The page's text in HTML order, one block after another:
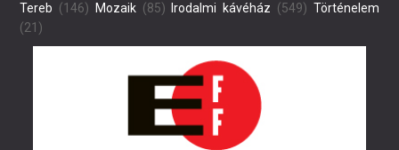
Tereb (146) Mozaik(85) Irodalmi kávéház (549) Történelem
(21)